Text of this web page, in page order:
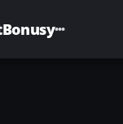
Bonusy